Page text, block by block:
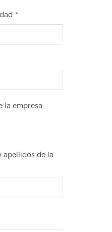
*
la empresa
apellidos de la